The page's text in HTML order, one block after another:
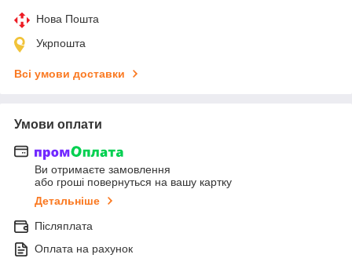
Нова Пошта
Укрпошта
Всі умови доставки
Умови оплати
Ви отримаєте замовлення
або гроші повернуться на вашу картку
Детальніше
Післяплата
Оплата на рахунок